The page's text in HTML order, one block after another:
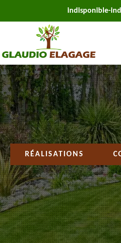
indisponible-
RÉALISATIONS